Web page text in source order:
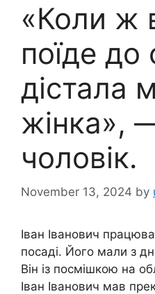
«Коли ж
поїде до
дістала
жінка»,
чоловік.
November 13, 2024 by
Іван Іванович
посаді. Його мали з
Він із посмішкою на
Іван Іванович мав